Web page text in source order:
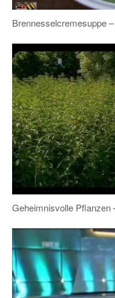
Brennesselcremesuppe
Geheimnisvolle Pflanzen